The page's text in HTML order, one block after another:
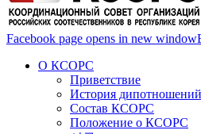
Facebook page opens in new window
О КСОРС
Приветствие
История дипотношений
Состав КСОРС
Положение о КСОРС